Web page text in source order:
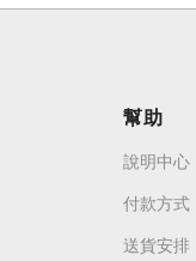
幫助
說明中心
付款方式
送貨安排